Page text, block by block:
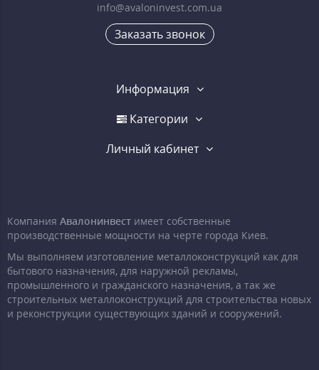
info@avaloninvest.com.ua
Заказать звонок
Информация
Категории
Личный кабинет
Компания Авалонинвест имеет собственные
производственные мощности на черте города Киев.
Мы выполняем изготовление металлоконструкций как для
бытового назначения, для наружной рекламы,
промышленного и гражданского назначения, а так же
строительных металлоконструкций для строительства новых
и реконструкции существующих зданий и сооружений.